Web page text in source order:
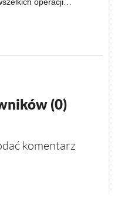
(0)
komentarz